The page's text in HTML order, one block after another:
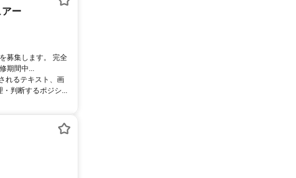
アー
募集します。 完全
期間中...
れるテキスト、画
判断するポジシ...